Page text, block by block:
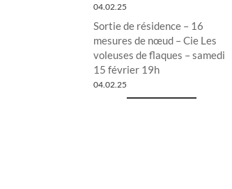
04.02.25
Sortie de résidence – 16
mesures de nœud – Cie Les
voleuses de flaques – samedi
15 février 19h
04.02.25